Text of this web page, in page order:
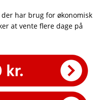
har brug for økonomisk
at vente flere dage på